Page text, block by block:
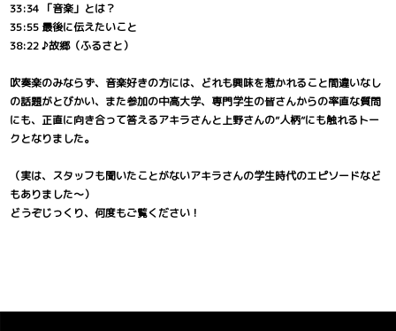
33:34 「音楽」とは？
35:55 最後に伝えたいこと
38:22 ♪故郷（ふるさと）
吹奏楽のみならず、音楽好きの方には、どれも興味を惹かれること間違いなし
の話題がとびかい、また参加の中高大学、専門学生の皆さんからの率直な質問
にも、正直に向き合って答えるアキラさんと上野さんの”人柄”にも触れるトー
クとなりました。
（実は、スタッフも聞いたことがないアキラさんの学生時代のエピソードなど
もありました～）
どうぞじっくり、何度もご覧ください！